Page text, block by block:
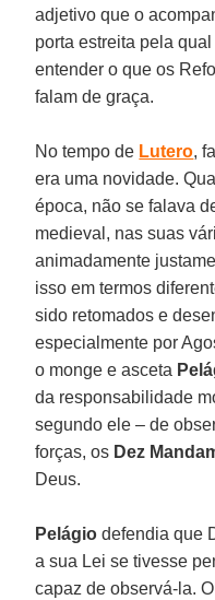
adjetivo que o
porta estreita pela
entender o que os
falam de graça.
No tempo de Lutero,
era uma novidade.
época, não se falava
medieval, nas suas
animadamente
isso em termos
sido retomados e
especialmente por
o monge e asceta
da responsabilidade
segundo ele – de
forças, os Dez
Deus.
Pelágio defendia que
a sua Lei se tivesse
capaz de observá-la.